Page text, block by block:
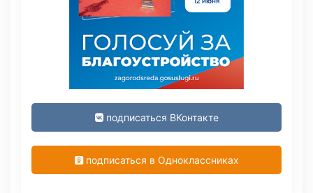
подписаться ВКонтакте
подписаться в Одноклассниках